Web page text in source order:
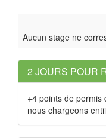
Aucun stage ne
2 JOURS POUR
+4 points de permis
nous chargeons